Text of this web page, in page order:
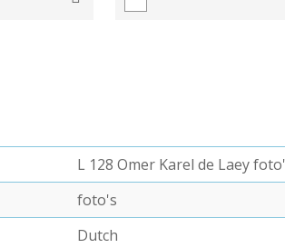
L 128 Omer Karel de Laey
foto's
Dutch